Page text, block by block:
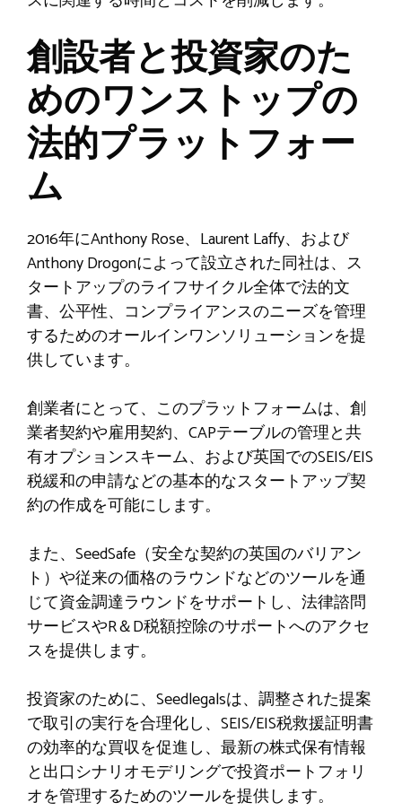
創設者と投資家のた
めのワンストップの
法的プラットフォー
ム
2016年にAnthony Rose、Laurent Laffy、および
Anthony Drogonによって設立された同社は、ス
タートアップのライフサイクル全体で法的文
書、公平性、コンプライアンスのニーズを管理
するためのオールインワンソリューションを提
供しています。
創業者にとって、このプラットフォームは、創
業者契約や雇用契約、CAPテーブルの管理と共
有オプションスキーム、および英国でのSEIS/EIS
税緩和の申請などの基本的なスタートアップ契
約の作成を可能にします。
また、SeedSafe（安全な契約の英国のバリアン
ト）や従来の価格のラウンドなどのツールを通
じて資金調達ラウンドをサポートし、法律諮問
サービスやR＆D税額控除のサポートへのアクセ
スを提供します。
投資家のために、Seedlegalsは、調整された提案
で取引の実行を合理化し、SEIS/EIS税救援証明書
の効率的な買収を促進し、最新の株式保有情報
と出口シナリオモデリングで投資ポートフォリ
オを管理するためのツールを提供します。